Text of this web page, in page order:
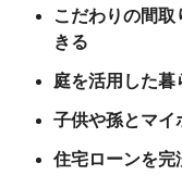
こだわりの間
きる
庭を活用した暮
子供や孫とマイ
住宅ローンを完